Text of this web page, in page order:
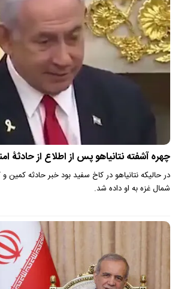
چهره آشفته نتانیاهو پس از اطلاع از
در حالیکه نتانیاهو در کاخ سفید بود خبر حادثه
شمال غزه به او داده شد.